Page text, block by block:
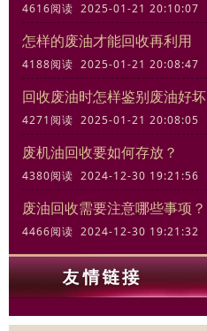
4616阅读 2025-01-21 20:10:07
怎样的废油才能回收再利用
4188阅读 2025-01-21 20:08:47
回收废油时怎样鉴别废油好坏
4271阅读 2025-01-21 20:08:05
废机油回收要如何存放？
4380阅读 2024-12-30 19:21:56
废油回收需要注意哪些事项？
4466阅读 2024-12-30 19:21:32